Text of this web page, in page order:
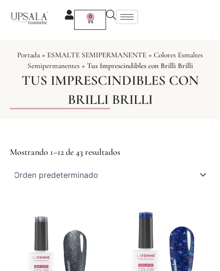
contenido
0
Carrito
Portada » ESMALTE SEMIPERMANENTE » Colores Esmaltes
Semipermanentes» Tus Imprescindibles con Brilli Brilli
TUS IMPRESCINDIBLES CON
BRILLI BRILLI
Mostrando 1–12 de 43 resultados